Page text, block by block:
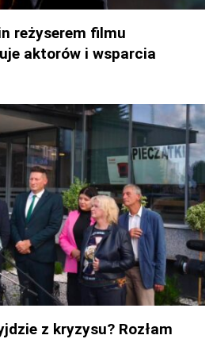
reżyserem filmu
aktorów i wsparcia
z kryzysu? Rozłam